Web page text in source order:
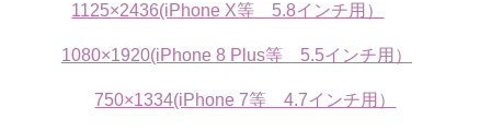
1125×2436(iPhone X等 5.8インチ用）
1080×1920(iPhone 8 Plus等 5.5インチ用）
750×1334(iPhone 7等 4.7インチ用）